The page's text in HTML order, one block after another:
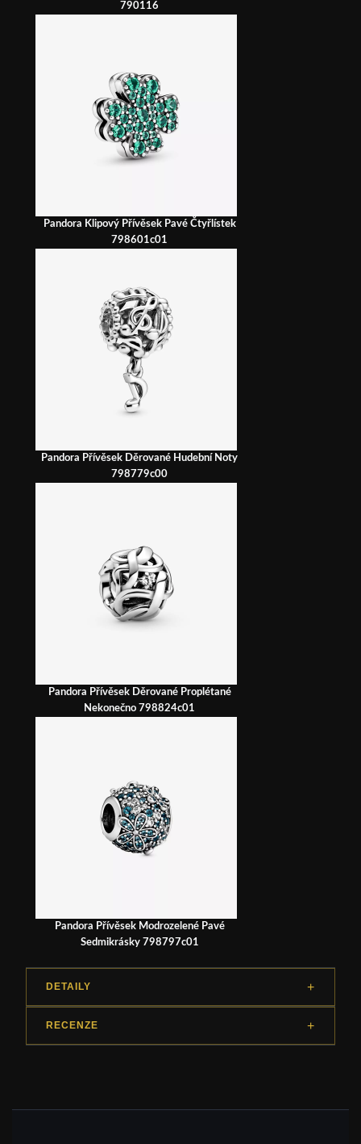
790116
Pandora Klipový Přívěsek Pavé Čtyřlístek
798601c01
Pandora Přívěsek Děrované Hudební Noty
798779c00
Pandora Přívěsek Děrované Proplétané
Nekonečno 798824c01
Pandora Přívěsek Modrozelené Pavé
Sedmikrásky 798797c01
DETAILY
RECENZE